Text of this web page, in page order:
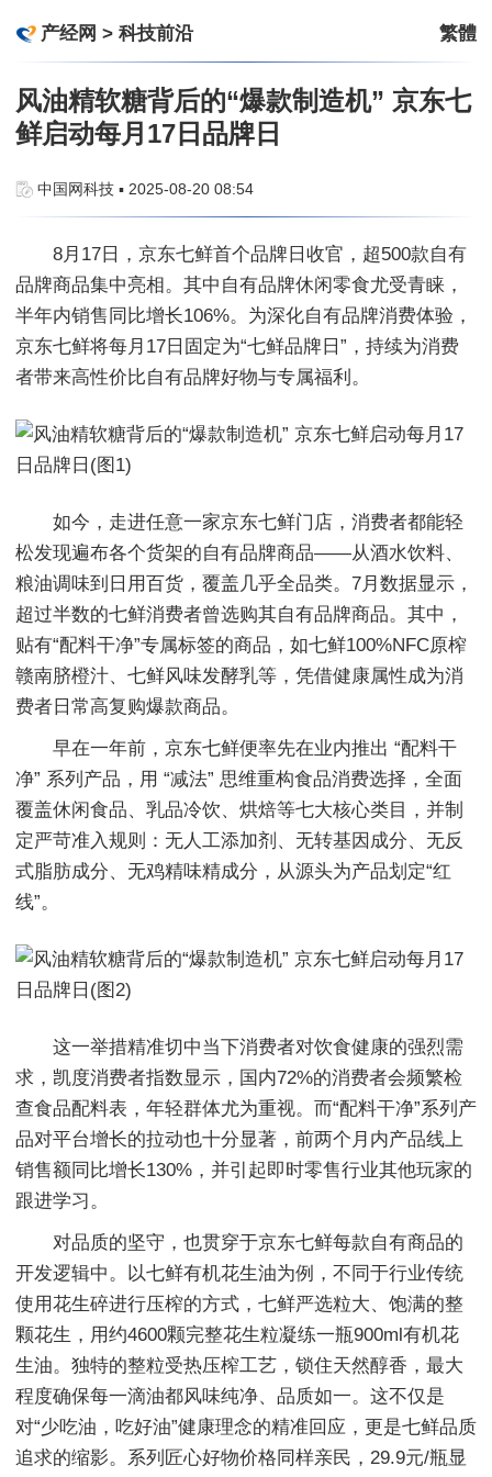
产经网 > 科技前沿 繁體
风油精软糖背后的“爆款制造机” 京东七
鲜启动每月17日品牌日
中国网科技 ▪ 2025-08-20 08:54
8月17日，京东七鲜首个品牌日收官，超500款自有
品牌商品集中亮相。其中自有品牌休闲零食尤受青睐，
半年内销售同比增长106%。为深化自有品牌消费体验，
京东七鲜将每月17日固定为“七鲜品牌日”，持续为消费
者带来高性价比自有品牌好物与专属福利。
如今，走进任意一家京东七鲜门店，消费者都能轻
松发现遍布各个货架的自有品牌商品——从酒水饮料、
粮油调味到日用百货，覆盖几乎全品类。7月数据显示，
超过半数的七鲜消费者曾选购其自有品牌商品。其中，
贴有“配料干净”专属标签的商品，如七鲜100%NFC原榨
赣南脐橙汁、七鲜风味发酵乳等，凭借健康属性成为消
费者日常高复购爆款商品。
早在一年前，京东七鲜便率先在业内推出 “配料干
净” 系列产品，用 “减法” 思维重构食品消费选择，全面
覆盖休闲食品、乳品冷饮、烘焙等七大核心类目，并制
定严苛准入规则：无人工添加剂、无转基因成分、无反
式脂肪成分、无鸡精味精成分，从源头为产品划定“红
线”。
这一举措精准切中当下消费者对饮食健康的强烈需
求，凯度消费者指数显示，国内72%的消费者会频繁检
查食品配料表，年轻群体尤为重视。而“配料干净”系列产
品对平台增长的拉动也十分显著，前两个月内产品线上
销售额同比增长130%，并引起即时零售行业其他玩家的
跟进学习。
对品质的坚守，也贯穿于京东七鲜每款自有商品的
开发逻辑中。以七鲜有机花生油为例，不同于行业传统
使用花生碎进行压榨的方式，七鲜严选粒大、饱满的整
颗花生，用约4600颗完整花生粒凝练一瓶900ml有机花
生油。独特的整粒受热压榨工艺，锁住天然醇香，最大
程度确保每一滴油都风味纯净、品质如一。这不仅是
对“少吃油，吃好油”健康理念的精准回应，更是七鲜品质
追求的缩影。系列匠心好物价格同样亲民，29.9元/瓶显